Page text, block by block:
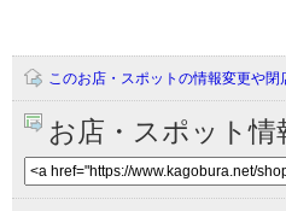
このお店・スポットの情報変更や閉
お店・スポット